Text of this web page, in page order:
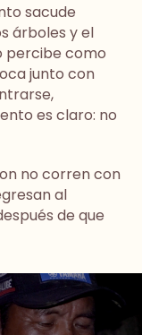
sacude
árboles y el
percibe como
junto con
es claro: no
no corren con
al
de que